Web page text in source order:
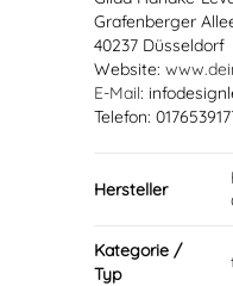
Grafenberger
40237 Düsseldorf
Website:
E-Mail:
Telefon:
Hersteller
Kategorie /
Typ